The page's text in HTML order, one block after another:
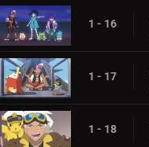
1 - 16
1 - 17
1 - 18